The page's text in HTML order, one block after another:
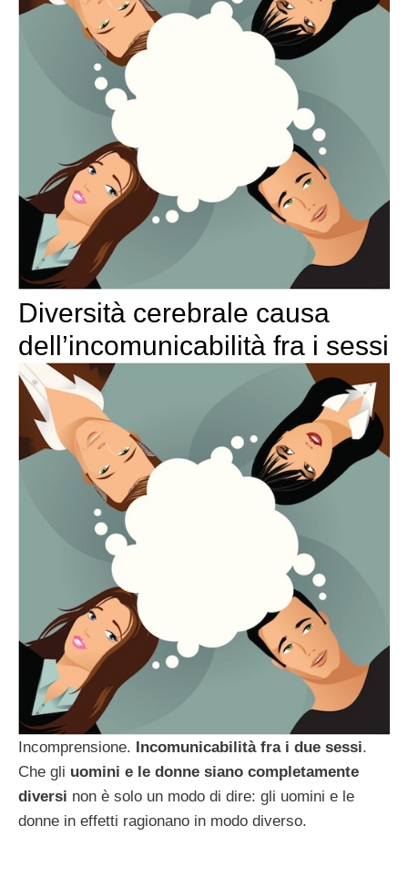
Diversità cerebrale causa
dell’incomunicabilità fra i sessi
Incomprensione. Incomunicabilità fra i due sessi.
Che gli uomini e le donne siano completamente
diversi non è solo un modo di dire: gli uomini e le
donne in effetti ragionano in modo diverso.